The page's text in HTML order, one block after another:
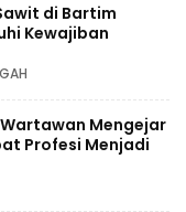
di Bartim
Kewajiban
Mengejar
Profesi Menjadi